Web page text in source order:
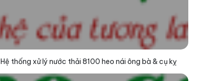
Hệ thống xử lý nước thải 8100 heo nái ông bà & cụ kỵ